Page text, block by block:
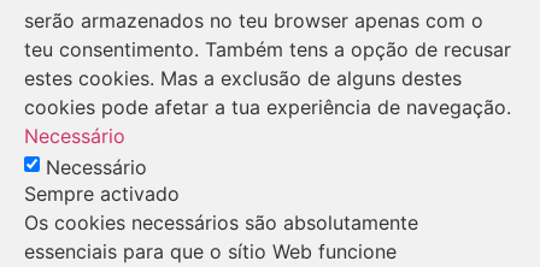
serão armazenados no teu browser apenas com o
teu consentimento. Também tens a opção de recusar
estes cookies. Mas a exclusão de alguns destes
cookies pode afetar a tua experiência de navegação.
Necessário
Necessário
Sempre activado
Os cookies necessários são absolutamente
essenciais para que o sítio Web funcione